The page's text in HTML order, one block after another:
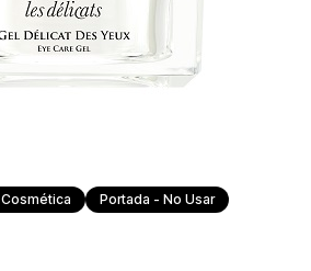
Cosmética
Portada - No Usar